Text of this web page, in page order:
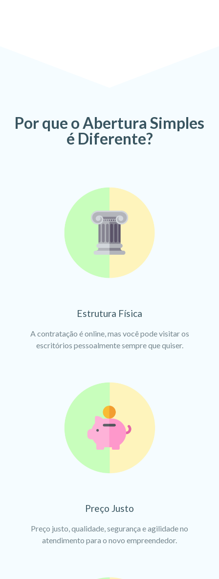
Por que o Abertura Simples
é Diferente?
Estrutura Física
A contratação é online, mas você pode visitar os
escritórios pessoalmente sempre que quiser.
Preço Justo
Preço justo, qualidade, segurança e agilidade no
atendimento para o novo empreendedor.